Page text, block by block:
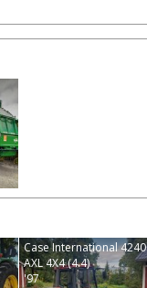
Case International 4240
AXL 4X4 (4.4)
'97